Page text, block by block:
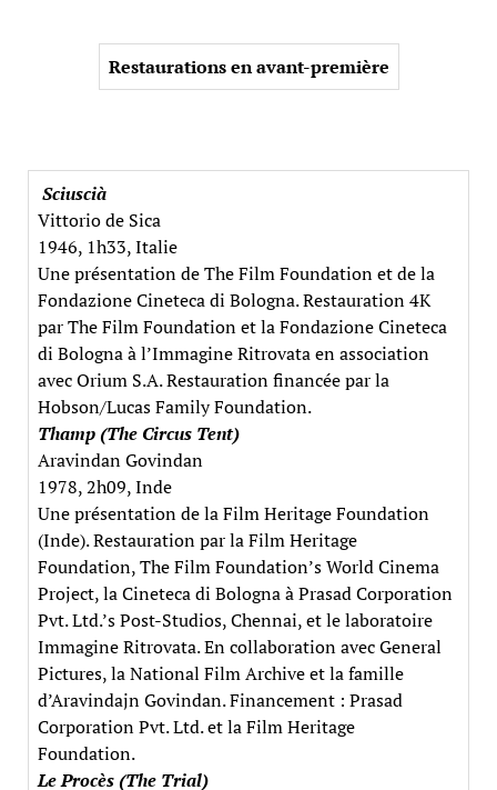
Restaurations en avant-première
Sciuscià
Vittorio de Sica
1946, 1h33, Italie
Une présentation de The Film Foundation et de la
Fondazione Cineteca di Bologna. Restauration 4K
par The Film Foundation et la Fondazione Cineteca
di Bologna à l’Immagine Ritrovata en association
avec Orium S.A. Restauration financée par la
Hobson/Lucas Family Foundation.
Thamp (The Circus Tent)
Aravindan Govindan
1978, 2h09, Inde
Une présentation de la Film Heritage Foundation
(Inde). Restauration par la Film Heritage
Foundation, The Film Foundation’s World Cinema
Project, la Cineteca di Bologna à Prasad Corporation
Pvt. Ltd.’s Post-Studios, Chennai, et le laboratoire
Immagine Ritrovata. En collaboration avec General
Pictures, la National Film Archive et la famille
d’Aravindajn Govindan. Financement : Prasad
Corporation Pvt. Ltd. et la Film Heritage
Foundation.
Le Procès (The Trial)